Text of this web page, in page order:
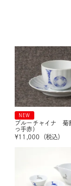
NEW
ブルーチャイナ 菊
っ手赤)
¥11,000 （税込）